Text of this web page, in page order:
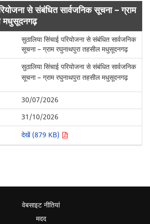
से संबंधित सार्वजनिक सूचना – ग्राम
मधुसूदनगढ़
सुठालिया सिंचाई परियोजना से संबंधित सार्वजनिक
सूचना – ग्राम रघुनाथपुरा तहसील मधुसूदनगढ़
सुठालिया सिंचाई परियोजना से संबंधित सार्वजनिक
सूचना – ग्राम रघुनाथपुरा तहसील मधुसूदनगढ़
30/07/2026
31/10/2026
देखें (879 KB)
वेबसाइट नीतियां
मदद